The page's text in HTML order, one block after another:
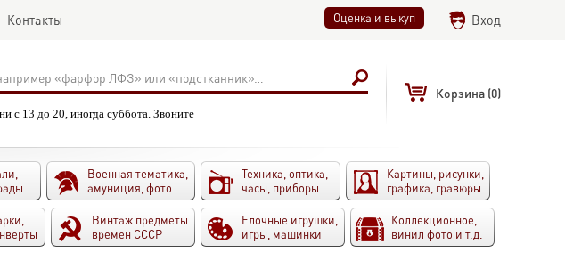
Контакты Оценка и выкуп Вход
с 13 до 20, иногда суббота. Звоните
Корзина (0)
Военная тематика,
амуниция, фото
Техника, оптика,
часы, приборы
Картины, рисунки,
графика, гравюры
Винтаж предметы
времен СССР
Елочные игрушки,
игры, машинки
Коллекционное,
винил фото и т.д.